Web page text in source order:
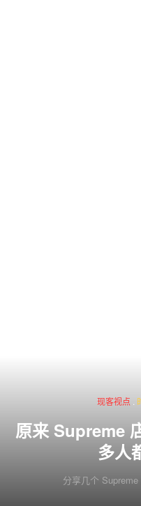
现客视点
原来 Supreme
多人
分享几个 Supreme